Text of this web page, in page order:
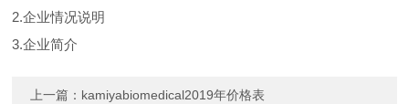
2.企业情况说明
3.企业简介
上一篇： kamiyabiomedical2019年价格表